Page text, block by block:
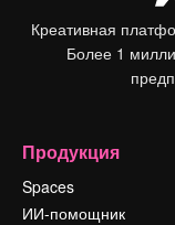
Креативная
Более 1
Продукция
Spaces
ИИ-помощник